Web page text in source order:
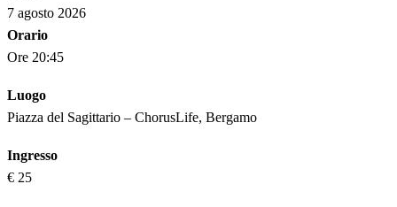
7 agosto 2026
Orario
Ore 20:45
Luogo
Piazza del Sagittario – ChorusLife, Bergamo
Ingresso
€ 25